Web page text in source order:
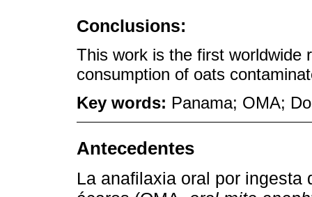
Conclusions:
This work is the first worldwide
consumption of oats
Key words: Panama; OMA;
Antecedentes
La anafilaxia oral por